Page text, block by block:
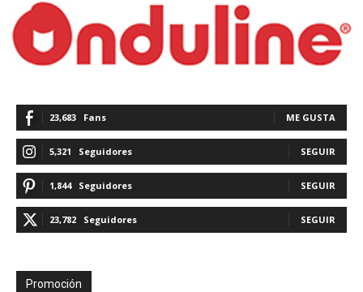
23,683 Fans ME GUSTA
5,321 Seguidores SEGUIR
1,844 Seguidores SEGUIR
23,782 Seguidores SEGUIR
Promoción